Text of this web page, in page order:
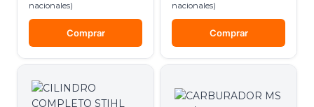
nacionales)
Comprar
nacionales)
Comprar